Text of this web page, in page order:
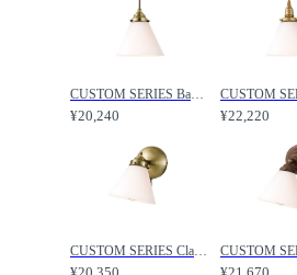
CUSTOM SERIES Basic Pendant Light × Trans Jam / カスタムシリーズ ベーシックペンダントライト（口金E17） × トランス（ジャム） / FLYMEe Factory / フライミーファクトリー
¥20,240 ¥22,220
CUSTOM SERIES Classic Wall Lamp × Trans Jam / カスタムシリーズ クラシックウォールランプ × トランス（ジャム） / FLYMEe Factory / フライミーファクトリー